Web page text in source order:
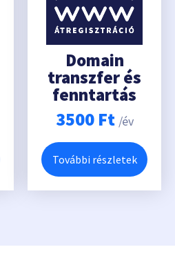
Domain
transzfer és
fenntartás
3500 Ft /év
További részletek